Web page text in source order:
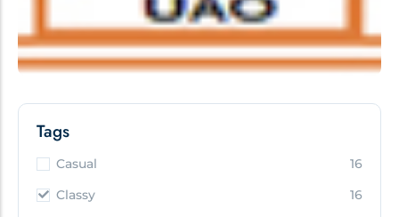
Tags
Casual
16
Classy
16